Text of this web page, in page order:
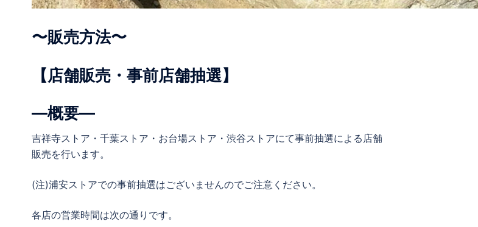
〜販売方法〜
【店舗販売・事前店舗抽選】
—概要—
吉祥寺ストア・千葉ストア・お台場ストア・渋谷ストアにて事前抽選による店舗
販売を行います。
(注)浦安ストアでの事前抽選はございませんのでご注意ください。
各店の営業時間は次の通りです。